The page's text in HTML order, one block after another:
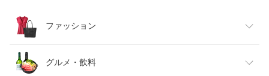
ファッション
レディースファッション
グルメ・飲料